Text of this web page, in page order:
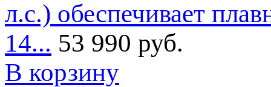
л.с.) обеспечивает
14... 53 990 руб.
В корзину